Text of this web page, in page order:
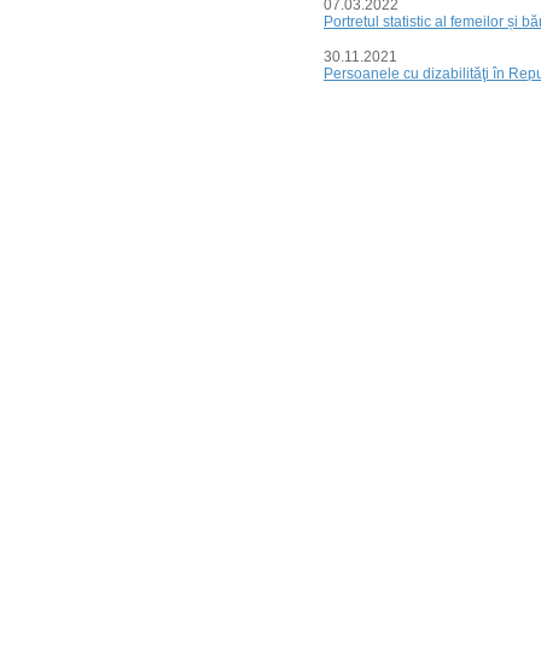
07.03.2022
Portretul statistic al femeilor și
30.11.2021
Persoanele cu dizabilităţi în